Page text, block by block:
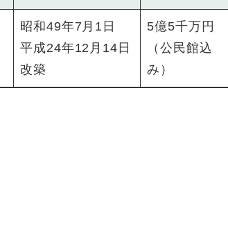
昭和49年7月1日
平成24年12月14日
改築
5億5千万円
（公民館込
み）